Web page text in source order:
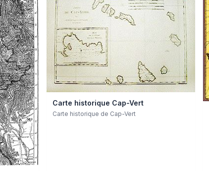
Carte historique Cap-Vert
Carte historique de Cap-Vert